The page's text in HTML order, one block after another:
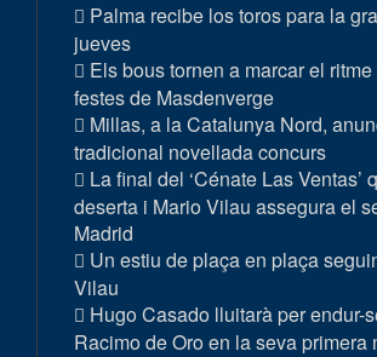
Palma recibe los toros para la
jueves
Els bous tornen a marcar el
festes de Masdenverge
Millas, a la Catalunya Nord,
tradicional novellada concurs
La final del ‘Cénate Las Ventas’
deserta i Mario Vilau assegura el
Madrid
Un estiu de plaça en plaça
Vilau
Hugo Casado lluitarà per endur-
Racimo de Oro en la seva primera